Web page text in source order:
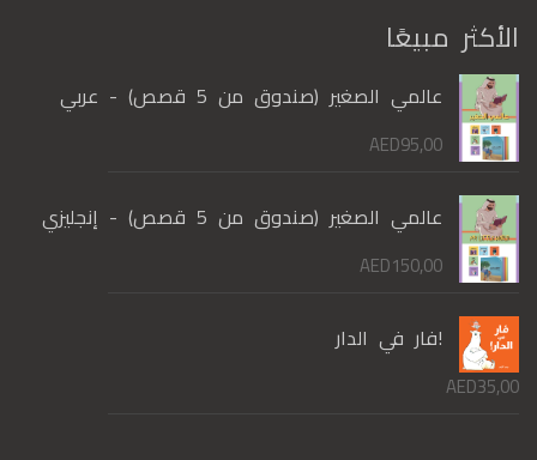
الأكثر مبيعًا
عالمي الصغير (صندوق من 5 قصص) - عربي
AED95,00
عالمي الصغير (صندوق من 5 قصص) - إنجليزي
AED150,00
!فار في الدار
AED35,00